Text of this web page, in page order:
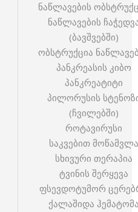
ნაწლავების
ნაწლავების
(ბავშვებში)
ობსტრუქცია
პანკრეასის კიბო
პანკრეატიტი
პილორუსის
(ჩვილებში)
როტავირუსი
საკვებით მოწამვლა
სხივური თერაპია
ტვინის შერყევა
ფსევდოტუმორ
ქალაშიდა